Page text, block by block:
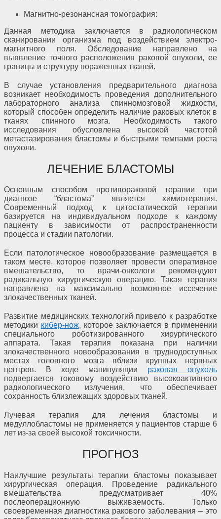
Магнитно-резонансная томография:
Данная методика заключается в радиологическом
сканировании организма под воздействием электро-
магнитного поля. Обследование направлено на
выявление точного расположения раковой опухоли, ее
границы и структуру пораженных тканей.
В случае установления предварительного диагноза
возникает необходимость проведения дополнительного
лабораторного анализа спинномозговой жидкости,
который способен определить наличие раковых клеток в
тканях спинного мозга. Необходимость такого
исследования обусловлена высокой частотой
метастазирования бластомы и быстрыми темпами роста
опухоли.
ЛЕЧЕНИЕ БЛАСТОМЫ
Основным способом противораковой терапии при
диагнозе “бластома” является химиотерапия.
Современный подход к цитостатической терапии
базируется на индивидуальном подходе к каждому
пациенту в зависимости от распространенности
процесса и стадии патологии.
Если патологическое новообразование размещается в
таком месте, которое позволяет провести оперативное
вмешательство, то врачи-онкологи рекомендуют
радикальную хирургическую операцию. Такая терапия
направлена на максимально возможное иссечение
злокачественных тканей.
Развитие медицинских технологий привело к разработке
методики кибер-нож, которое заключается в применении
специального роботизированного хирургического
аппарата. Такая терапия показана при наличии
злокачественного новообразования в труднодоступных
местах головного мозга вблизи крупных нервных
центров. В ходе манипуляции раковая опухоль
подвергается токовому воздействию высокоактивного
радиологического излучения, что обеспечивает
сохранность близлежащих здоровых тканей.
Лучевая терапия для лечения бластомы и
медуллобластомы не применяется у пациентов старше 6
лет из-за своей высокой токсичности.
ПРОГНОЗ
Наилучшие результаты терапии бластомы показывает
хирургическая операция. Проведение радикального
вмешательства предусматривает 40%
послеоперационную выживаемость. Только
своевременная диагностика ракового заболевания – это